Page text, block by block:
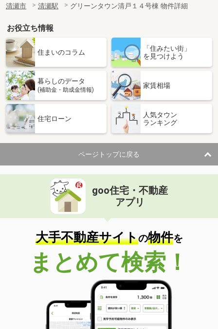
清瀬市
清瀬駅 グリーンタウン清戸１４号棟 物件詳細
お役立ち情報
住まいのコラム
「住みたい街」
を見つけよう
暮らしのデータ
(補助金・助成金情報)
家賃相場
住宅ローン
人気タウン
ランキング
ページトップに戻る
goo住宅・不動産
アプリ
大手不動産サイトの物件を
まとめて検索！